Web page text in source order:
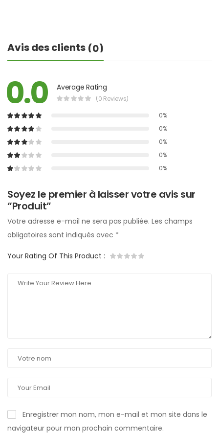
Avis des clients (0)
0.0 Average Rating
(0 Reviews)
0%
0%
0%
0%
0%
Soyez le premier à laisser votre avis sur
“Produit”
Votre adresse e-mail ne sera pas publiée. Les champs
obligatoires sont indiqués avec *
Your Rating Of This Product :
Enregistrer mon nom, mon e-mail et mon site dans le
navigateur pour mon prochain commentaire.